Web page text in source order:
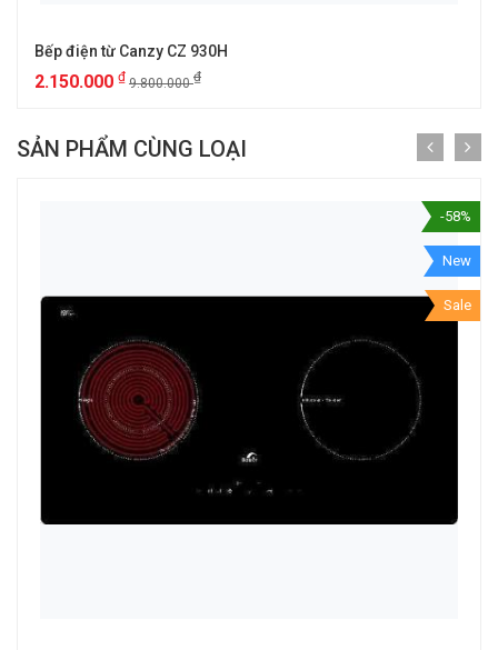
Bếp điện từ Canzy CZ 930H
2.150.000 ₫ 9.800.000₫
SẢN PHẨM CÙNG LOẠI
-58%
New
Sale